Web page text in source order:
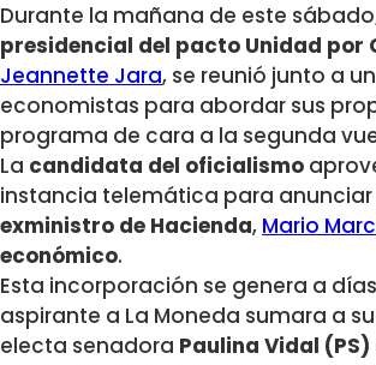
Durante la mañana de este sábado
presidencial del pacto Unidad por
Jeannette Jara, se reunió junto a
economistas para abordar sus
programa de cara a la segunda
La candidata del oficialismo
instancia telemática para anunciar
exministro de Hacienda, Mario
económico.
Esta incorporación se genera a
aspirante a La Moneda sumara a
electa senadora Paulina Vidal (PS)